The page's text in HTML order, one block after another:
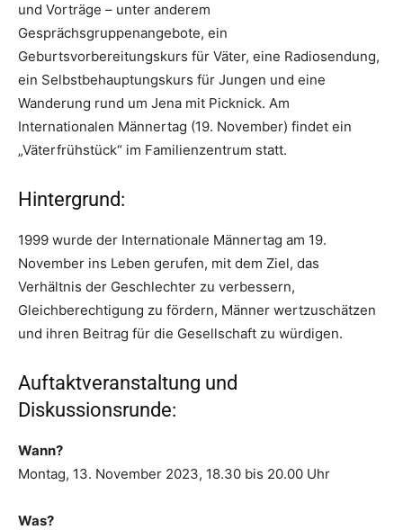
und Vorträge – unter anderem
Gesprächsgruppenangebote, ein
Geburtsvorbereitungskurs für Väter, eine Radiosendung,
ein Selbstbehauptungskurs für Jungen und eine
Wanderung rund um Jena mit Picknick. Am
Internationalen Männertag (19. November) findet ein
„Väterfrühstück“ im Familienzentrum statt.
Hintergrund:
1999 wurde der Internationale Männertag am 19.
November ins Leben gerufen, mit dem Ziel, das
Verhältnis der Geschlechter zu verbessern,
Gleichberechtigung zu fördern, Männer wertzuschätzen
und ihren Beitrag für die Gesellschaft zu würdigen.
Auftaktveranstaltung und
Diskussionsrunde:
Wann?
Montag, 13. November 2023, 18.30 bis 20.00 Uhr
Was?